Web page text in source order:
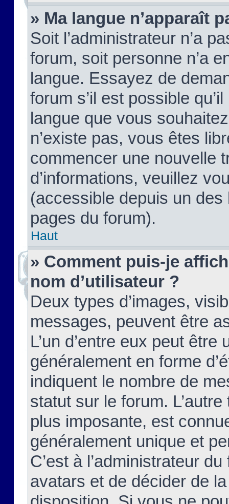
» Ma langue n’apparaît
Soit l’administrateur n’a
forum, soit personne n’a
langue. Essayez de
forum s’il est possible
langue que vous
n’existe pas, vous êtes
commencer une nouvelle
d’informations, veuillez
(accessible depuis un
pages du forum).
Haut
» Comment puis-je
nom d’utilisateur ?
Deux types d’images,
messages, peuvent être
L’un d’entre eux peut
généralement en forme
indiquent le nombre de
statut sur le forum.
plus imposante, est
généralement unique et
C’est à l’administrateur
avatars et de décider de